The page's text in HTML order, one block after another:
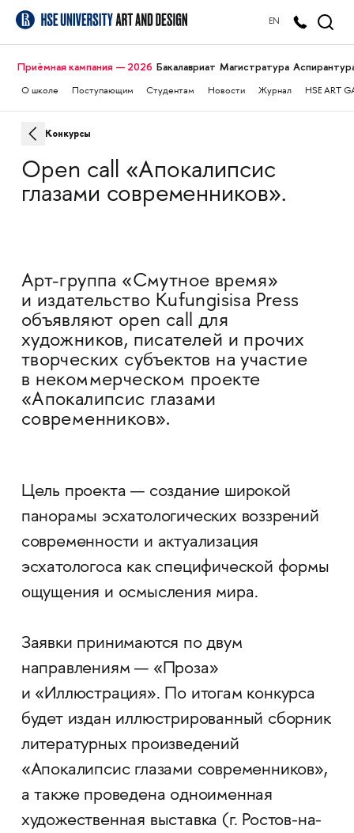
EN
Приёмная кампания — 2026 Бакалавриат Магистратура
О школе Поступающим Студентам Новости Журнал HSE ART
Конкурсы
Open call «Апокалипсис
глазами современников».
Арт-группа «Смутное время»
и издательство Kufungisisa Press
объявляют оpen call для
художников, писателей и прочих
творческих субъектов на участие
в некоммерческом проекте
«Апокалипсис глазами
современников».
Цель проекта — создание широкой
панорамы эсхатологических воззрений
современности и актуализация
эсхатологоса как специфической формы
ощущения и осмысления мира.
Заявки принимаются по двум
направлениям — «Проза»
и «Иллюстрация». По итогам конкурса
будет издан иллюстрированный сборник
литературных произведений
«Апокалипсис глазами современников»,
а также проведена одноименная
художественная выставка (г. Ростов-на-